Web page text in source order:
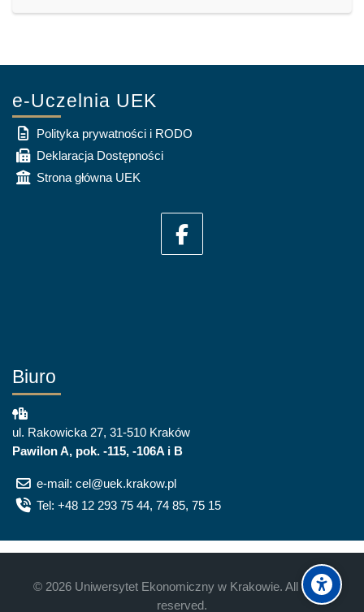
e-Uczelnia UEK
Polityka prywatności i RODO
Deklaracja Dostępności
Strona główna UEK
Biuro
ul. Rakowicka 27, 31-510 Kraków
Pawilon A, pok. -115, -106A i B
e-mail: cel@uek.krakow.pl
Tel: +48 12 293 75 44, 74 85, 75 15
© 2026 Uniwersytet Ekonomiczny w Krakowie. All rights
reserved.